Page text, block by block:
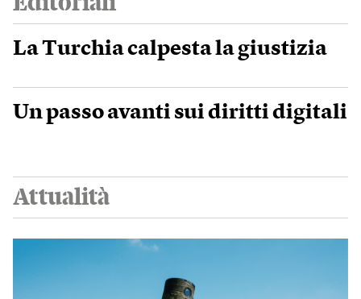
La Turchia calpesta la giustizia
Un passo avanti sui diritti digitali
Attualità